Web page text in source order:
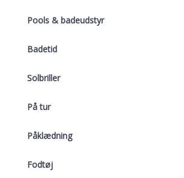
Pools & badeudstyr
Badetid
Solbriller
På tur
Påklædning
Fodtøj